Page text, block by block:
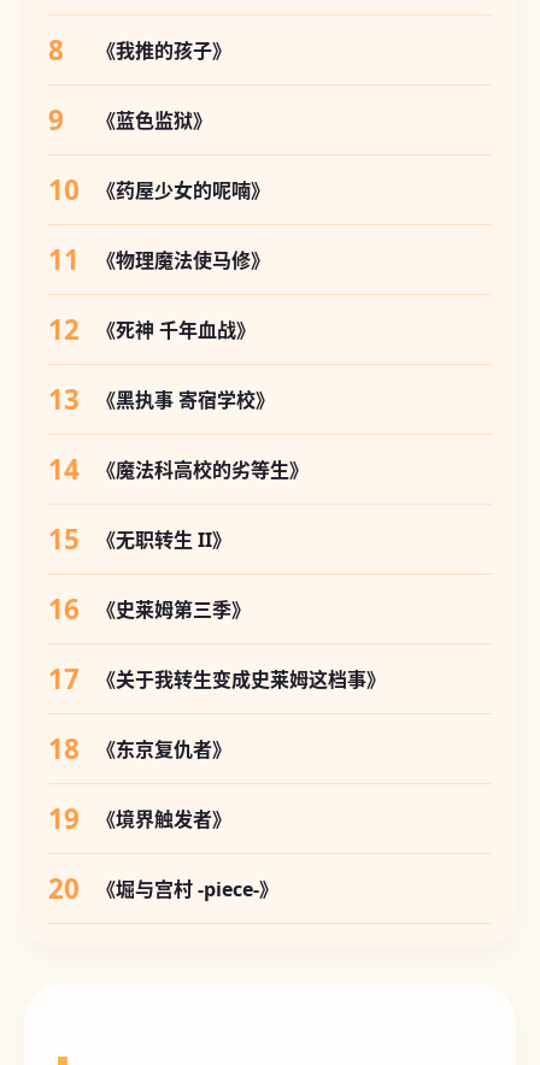
8 《我推的孩子》
9 《蓝色监狱》
10 《药屋少女的呢喃》
11 《物理魔法使马修》
12 《死神 千年血战》
13 《黑执事 寄宿学校》
14 《魔法科高校的劣等生》
15 《无职转生 II》
16 《史莱姆第三季》
17 《关于我转生变成史莱姆这档事》
18 《东京复仇者》
19 《境界触发者》
20 《堀与宫村 -piece-》